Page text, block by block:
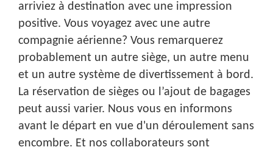
arriviez à destination avec une impression
positive. Vous voyagez avec une autre
compagnie aérienne? Vous remarquerez
probablement un autre siège, un autre menu
et un autre système de divertissement à bord.
La réservation de sièges ou l’ajout de bagages
peut aussi varier. Nous vous en informons
avant le départ en vue d'un déroulement sans
encombre. Et nos collaborateurs sont